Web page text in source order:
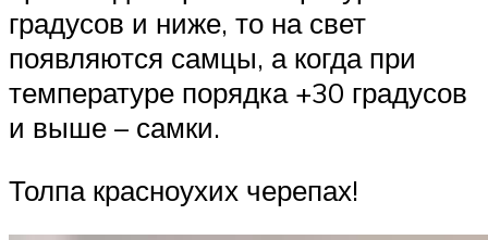
градусов и ниже, то на свет
появляются самцы, а когда при
температуре порядка +30 градусов
и выше – самки.
Толпа красноухих черепах!